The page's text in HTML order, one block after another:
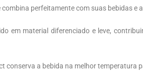
perfeitamente com suas bebidas e
em material diferenciado e leve,
conserva a bebida na melhor